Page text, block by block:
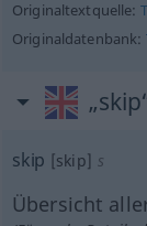
Originaltextquelle:
Originaldatenbank:
skip [skip] s
Übersicht